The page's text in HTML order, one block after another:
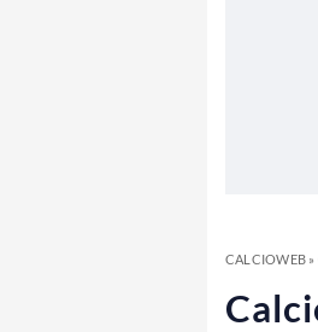
CALCIOWEB»